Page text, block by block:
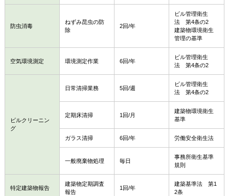
防虫消毒
ねずみ昆虫の防
除
2回/年
ビル管理衛生
法 第4条の2
建築物環境衛生
管理の基準
空気環境測定 環境測定作業 6回/年
ビル管理衛生
法 第4条の2
ビルクリーニン
グ
日常清掃業務 5回/週
ビル管理衛生
法 第4条の2
定期床清掃 1回/月
建築物環境衛生
基準
ガラス清掃 6回/年 労働安全衛生法
一般廃棄物処理 毎日
事務所衛生基準
規則
特定建築物報告
建築物定期調査
報告
1回/年
建築基準法 第1
2条